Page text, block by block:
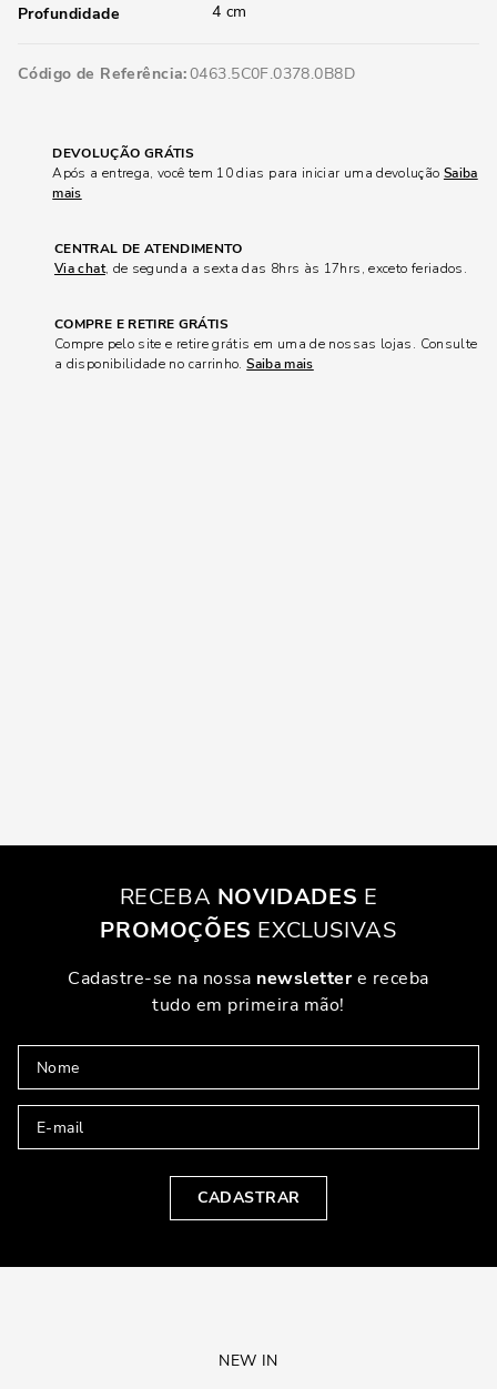
Profundidade 4 cm
Código de Referência 0463.5C0F.0378.0B8D
DEVOLUÇÃO GRÁTIS
Após a entrega, você tem 10 dias para iniciar uma devolução Saiba
mais
CENTRAL DE ATENDIMENTO
Via chat, de segunda a sexta das 8hrs às 17hrs, exceto feriados.
COMPRE E RETIRE GRÁTIS
Compre pelo site e retire grátis em uma de nossas lojas. Consulte
a disponibilidade no carrinho.Saiba mais
RECEBA NOVIDADES E
PROMOÇÕES EXCLUSIVAS
Cadastre-se na nossa newslettere receba
tudo em primeira mão!
CADASTRAR
NEW IN